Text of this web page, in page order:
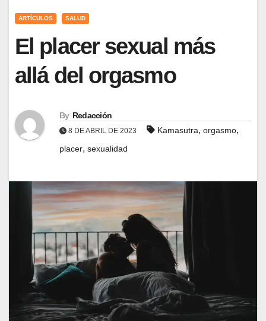
ARTÍCULOS SALUD
El placer sexual más
allá del orgasmo
By Redacción
8 DE ABRIL DE 2023 Kamasutra, orgasmo,
placer, sexualidad